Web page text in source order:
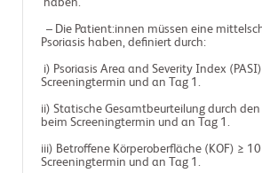
Psoriasis haben, definiert durch:
Screeningtermin und an Tag 1.
ii) Statische Gesamtbeurteilung durch den
beim Screeningtermin und an Tag 1.
iii) Betroffene Körperoberfläche (KOF) ≥ 10
Screeningtermin und an Tag 1.